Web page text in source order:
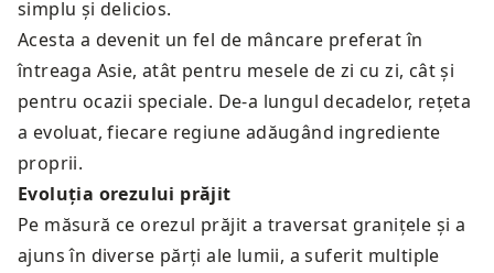
simplu și delicios.
Acesta a devenit un fel de mâncare preferat în
întreaga Asie, atât pentru mesele de zi cu zi, cât și
pentru ocazii speciale. De-a lungul decadelor, rețeta
a evoluat, fiecare regiune adăugând ingrediente
proprii.
Evoluția orezului prăjit
Pe măsură ce orezul prăjit a traversat granițele și a
ajuns în diverse părți ale lumii, a suferit multiple